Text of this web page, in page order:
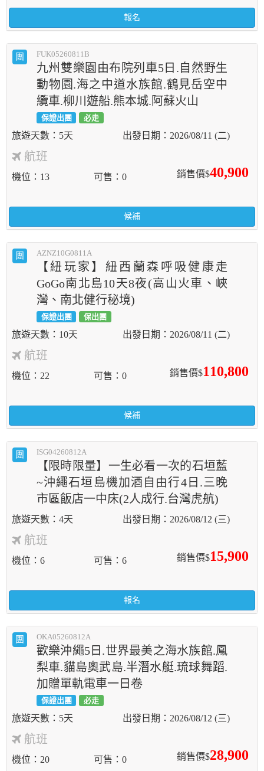
報名
團 FUK05260811B
九州雙樂園由布院列車5日.自然野生
動物園.海之中道水族館.鶴見岳空中
纜車.柳川遊船.熊本城.阿蘇火山
保證出團 必走
5天 2026/08/11 (二)
航班
銷售價$40,900
機位 13 可售 0
候補
團 AZNZ10G0811A
【紐玩家】紐西蘭森呼吸健康走
GoGo南北島10天8夜(高山火車、峽
灣、南北健行秘境)
保證出團 保出團
10天 2026/08/11 (二)
航班
銷售價$110,800
機位 22 可售 0
候補
團 ISG04260812A
【限時限量】一生必看一次的石垣藍
~沖繩石垣島機加酒自由行4日.三晚
市區飯店一中床(2人成行.台灣虎航)
4天 2026/08/12 (三)
航班
銷售價$15,900
機位 6 可售 6
報名
團 OKA05260812A
歡樂沖繩5日.世界最美之海水族館.鳳
梨車.貓島奧武島.半潛水艇.琉球舞蹈.
加贈單軌電車一日卷
保證出團 必走
5天 2026/08/12 (三)
航班
銷售價$28,900
機位 20 可售 0